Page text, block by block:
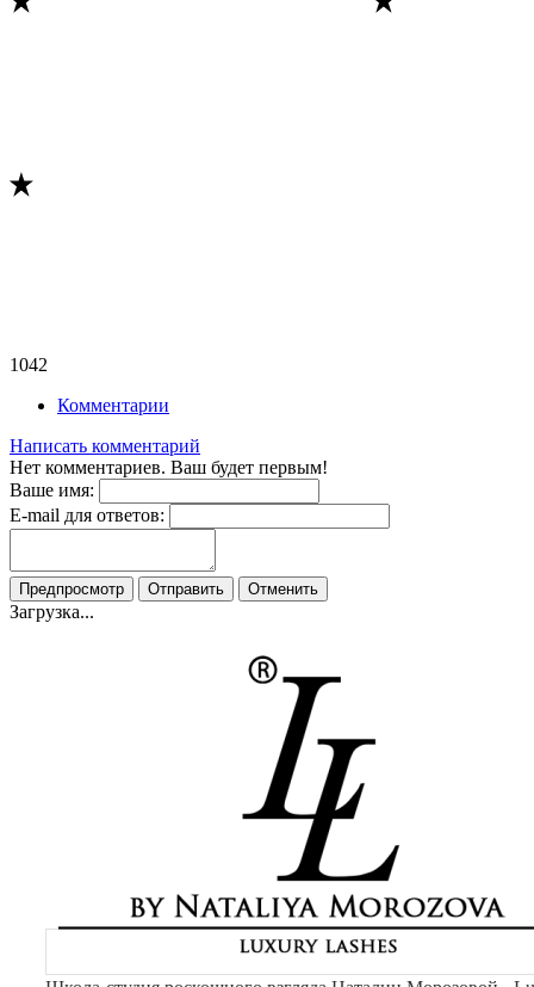
1042
Комментарии
Написать комментарий
Нет комментариев. Ваш будет первым!
Ваше имя:
E-mail для ответов:
Загрузка...